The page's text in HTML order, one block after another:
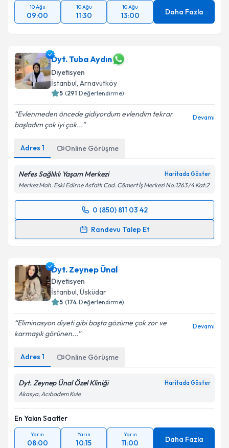
10 Ağu
09:00
10 Ağu
11:30
10 Ağu
13:00 Daha Fazla
Dyt. Tuba Aydın
Diyetisyen
İstanbul, Arnavutköy
5 (291 Değerlendirme)
Evlenmeden öncede gidiyordum evlendim tekrar
başladım çok iyi çok...
Devamı
Adres 1 Online Görüşme
Nefes Sağlıklı Yaşam Merkezi Haritada Göster
Merkez Mah. Eski Edirne Asfaltı Cad. Cömert İş Merkezi No:1263 /4 Kat:2
0 (850) 811 03 42
Randevu Talep Et
Randevu Takvimi Talebi
hazırlandığında e-posta ile bilgilendireceğiz.
E-posta Adresiniz
kapsamda işlenmesini kabul ediyorum.
Takvim Talebini Gönder
Dyt. Zeynep Ünal
Diyetisyen
İstanbul, Üsküdar
5 (174 Değerlendirme)
Eliminasyon diyeti gibi başta gözüme çok zor ve
karmaşık görünen...
Devamı
Adres 1 Online Görüşme
Dyt. Zeynep Ünal Özel Kliniği Haritada Göster
Akasya, Acıbadem Kule
En Yakın Saatler
Yarın
08:00
Yarın
10:15
Yarın
11:00 Daha Fazla